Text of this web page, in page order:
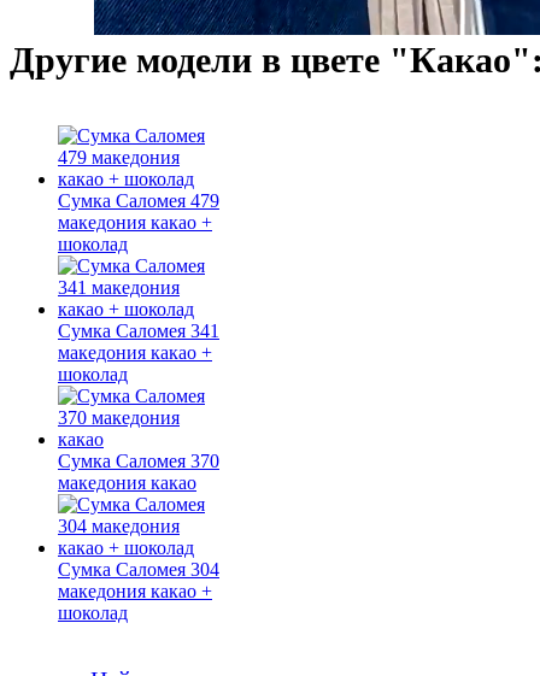
Другие модели в цвете
Сумка Саломея 479
македония какао +
шоколад
Сумка Саломея 341
македония какао +
шоколад
Сумка Саломея 370
македония какао
Сумка Саломея 304
македония какао +
шоколад